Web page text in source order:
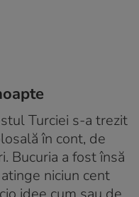
Turciei s-a trezit
în cont, de
Bucuria a fost însă
niciun cent